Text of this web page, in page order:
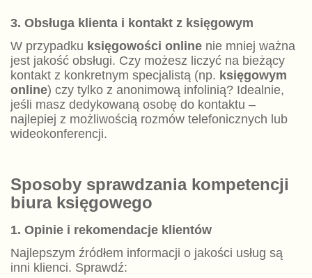
3. Obsługa klienta i kontakt z księgowym
W przypadku księgowości onlinenie mniej ważna
jest jakość obsługi. Czy możesz liczyć na bieżący
kontakt z konkretnym specjalistą (np. księgowym
online) czy tylko z anonimową infolinią? Idealnie,
jeśli masz dedykowaną osobę do kontaktu –
najlepiej z możliwością rozmów telefonicznych lub
wideokonferencji.
Sposoby sprawdzania kompetencji
biura księgowego
1. Opinie i rekomendacje klientów
Najlepszym źródłem informacji o jakości usług są
inni klienci. Sprawdź: